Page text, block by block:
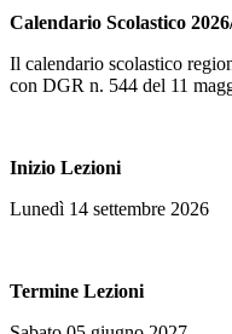
Calendario Scolastico
Il calendario scolastico
con DGR n. 544 del 11
Inizio Lezioni
Lunedì 14 settembre 2026
Termine Lezioni